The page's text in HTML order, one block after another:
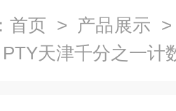
首页 > 产品展示
天津千分之一计